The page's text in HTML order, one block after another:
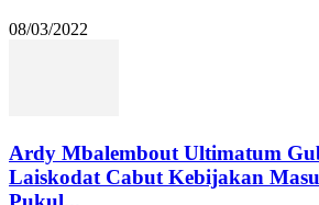
08/03/2022
Ardy Mbalembout Ultimatum
Laiskodat Cabut Kebijakan